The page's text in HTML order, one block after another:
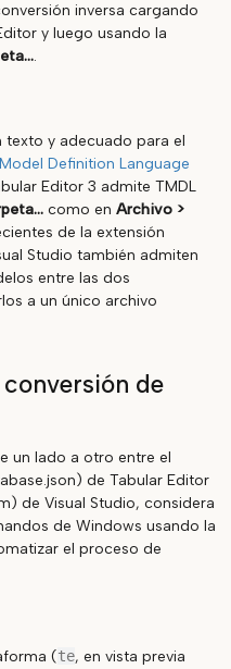
inversa cargando
y luego usando la
.
y adecuado para el
Definition Language
Editor 3 admite TMDL
como en Archivo >
de la extensión
Studio también admiten
entre las dos
a un único archivo
de
un lado a otro entre el
de Tabular Editor
de Visual Studio, considera
de Windows usando la
el proceso de
(te, en vista previa